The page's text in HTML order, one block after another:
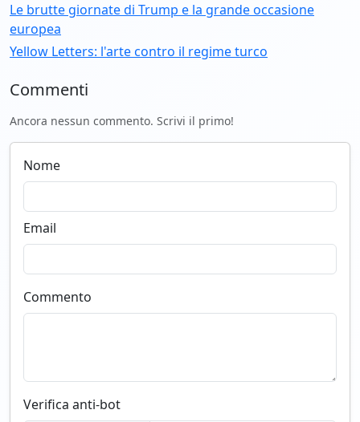
Le brutte giornate di Trump e la grande occasione
europea
Yellow Letters: l'arte contro il regime turco
Commenti
Ancora nessun commento. Scrivi il primo!
Nome
Email
Commento
Verifica anti-bot